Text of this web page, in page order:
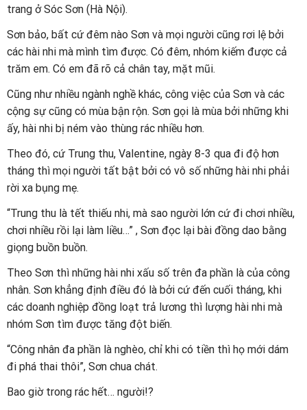
trang ở Sóc Sơn (Hà Nội).
Sơn bảo, bất cứ đêm nào Sơn và mọi người cũng rơi lệ bởi
các hài nhi mà mình tìm được. Có đêm, nhóm kiếm được cả
trăm em. Có em đã rõ cả chân tay, mặt mũi.
Cũng như nhiều ngành nghề khác, công việc của Sơn và các
cộng sự cũng có mùa bận rộn. Sơn gọi là mùa bởi những khi
ấy, hài nhi bị ném vào thùng rác nhiều hơn.
Theo đó, cứ Trung thu, Valentine, ngày 8-3 qua đi độ hơn
tháng thì mọi người tất bật bởi có vô số những hài nhi phải
rời xa bụng mẹ.
“Trung thu là tết thiếu nhi, mà sao người lớn cứ đi chơi nhiều,
chơi nhiều rồi lại làm liều…” , Sơn đọc lại bài đồng dao bằng
giọng buồn buồn.
Theo Sơn thì những hài nhi xấu số trên đa phần là của công
nhân. Sơn khẳng định điều đó là bởi cứ đến cuối tháng, khi
các doanh nghiệp đồng loạt trả lương thì lượng hài nhi mà
nhóm Sơn tìm được tăng đột biến.
“Công nhân đa phần là nghèo, chỉ khi có tiền thì họ mới dám
đi phá thai thôi”, Sơn chua chát.
Bao giờ trong rác hết… người!?